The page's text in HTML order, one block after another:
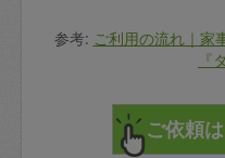
参考: ご利用の流れ｜家
『